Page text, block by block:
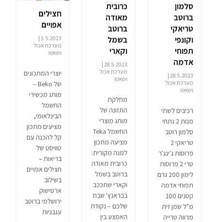
סלמון
ברוטב
טריאקי
וקונפי
תפוחי
אדמה
28.5.2023 |
מערכת אכול
ושאטו
רכיבים לשתי
מנות 2 נתחי
סלמון רוטב
טריאקי 2
פרוסות ג'ינג'ר
טרי 2 פרוסות
לימון 200 גרם
תפוחי אדמה
קטנים 100
מ"ל שמן זית
מרווה טרייה
כרובית
מאודה
ברוטב
בשמל
וקארי
28.5.2023 |
מערכת אכול
ושאטו
מחלקת
התזונה של
מותג מוצרי
החשמל Teka
מציעה מתכון
למנה מקורית:
כרובית מאודה
ברוטב בשמל
וקארי שתככב
בבראנץ' שבת
שלכם – נקודת
האמצע בין
חצילים
אפויים
3.5.2023 |
מערכת אכול
ושאטו
יוצרי המתכונים
של Beko –
מותג מכשירי
החשמל
הבינלאומי,
מציעים מתכון
קל להכנה עם
טוויסט של
בריאות –
חצילים אפויים
בשילוב
ארטישוק
ירושלמי ברוטב
עגבניות